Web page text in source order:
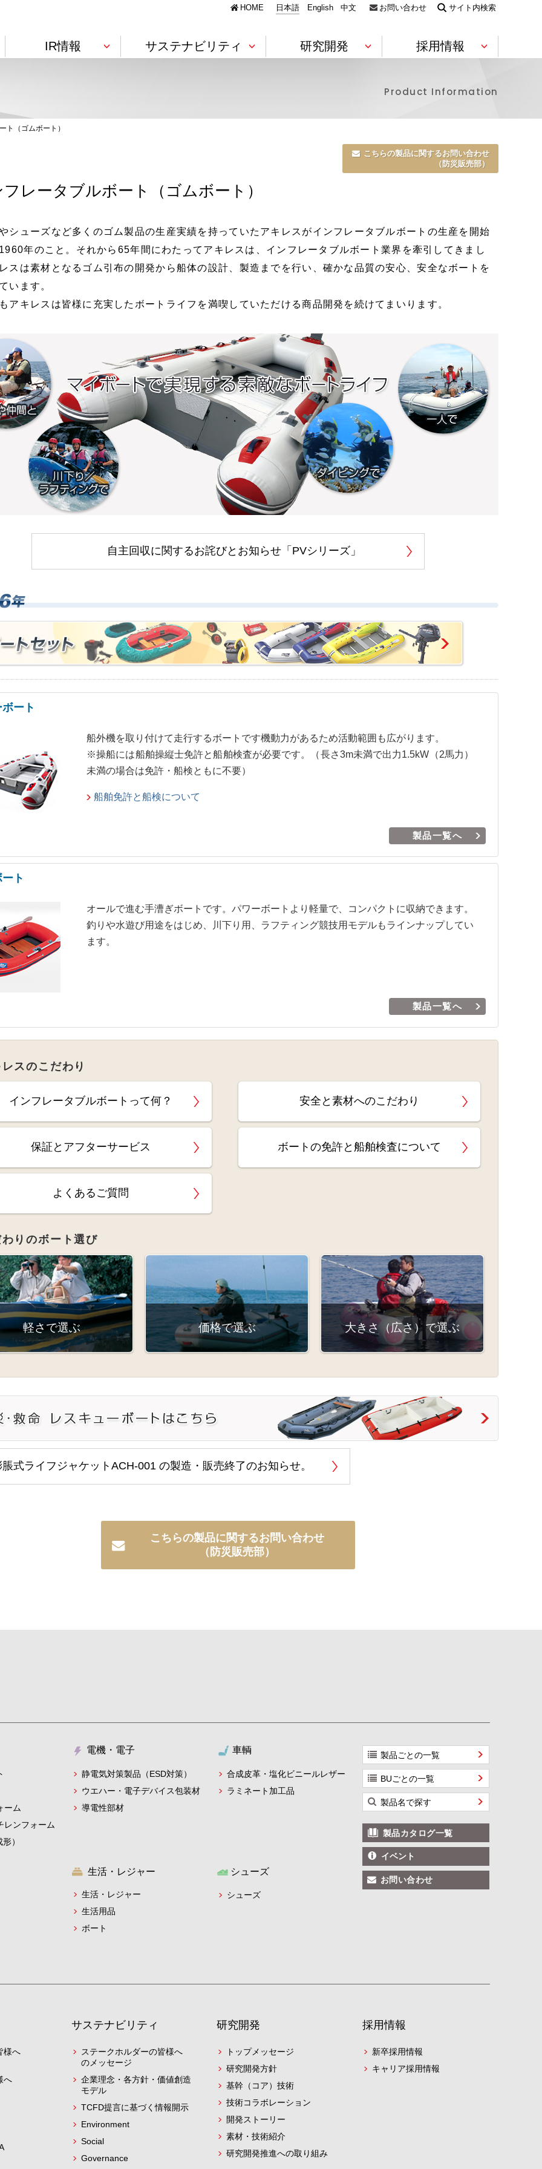
HOME 日本語 English 中文 お問い合わせ サイト内検索
RIM成形（大型成形）
ウエハー・電子デバイス包装材
導電性部材
ールレザー
農業・畜産
施設園芸資材 農畜産用建築資材
医療・防災
防災・救命
避難所支援製品
シューズ
閉じる
沿革
海外拠点 グローバル展開
閉じる
IR情報
へ
株式に関するQ&A
電子公告 IRニュース一覧
サステナビリティ
・価値創造モデル
Governance
PDFダウンロード
研究開発
素材・技術紹介
閉じる
採用情報
Product Information
ト（ゴムボート）
レータブルボート（ゴムボート）
こちらの製品に関するお問い合わせ
（防災販売部）
シューズなど多くのゴム製品の生産実績を持っていたアキレスがインフレータブルボートの生産を開始
年のこと。それから65年間にわたってアキレスは、インフレータブルボート業界を牽引してきまし
スは素材となるゴム引布の開発から船体の設計、製造までを行い、確かな品質の安心、安全なボートを
います。
アキレスは皆様に充実したボートライフを満喫していただける商品開発を続けてまいります。
自主回収に関するお詫びとお知らせ「PVシリーズ」
ート
船外機を取り付けて走行するボートです機動力があるため活動範囲も広がります。
※操船には船舶操縦士免許と船舶検査が必要です。（長さ3m未満で出力1.5kW（2馬力）
未満の場合は免許・船検ともに不要）
製品一覧へ
船舶免許と船検について
ト
オールで進む手漕ぎボートです。パワーボートより軽量で、コンパクトに収納できます。
釣りや水遊び用途をはじめ、川下り用、ラフティング競技用モデルもラインナップしてい
ます。
製品一覧へ
スのこだわり
インフレータブルボートって何？ 安全と素材へのこだわり
保証とアフターサービス ボートの免許と船舶検査について
よくあるご質問
りのボート選び
軽さで選ぶ 価格で選ぶ 大きさ（広さ）で選ぶ
式ライフジャケットACH-001 の製造・販売終了のお知らせ。
こちらの製品に関するお問い合わせ
（防災販売部）
ーム
レンフォーム
）
電機・電子
静電気対策製品（ESD対策）
ウエハー・電子デバイス包装材
導電性部材
車輌
合成皮革・塩化ビニールレザー
ラミネート加工品
生活・レジャー
生活・レジャー
生活用品
ボート
シューズ
シューズ
製品ごとの一覧
BUごとの一覧
製品名で探す
製品カタログ一覧
イベント
お問い合わせ
様へ
へ
サステナビリティ
ステークホルダーの皆様へ
のメッセージ
企業理念・各方針・価値創造
モデル
TCFD提言に基づく情報開示
Environment
Social
Governance
研究開発
トップメッセージ
研究開発方針
基幹（コア）技術
技術コラボレーション
開発ストーリー
素材・技術紹介
研究開発推進への取り組み
採用情報
新卒採用情報
キャリア採用情報